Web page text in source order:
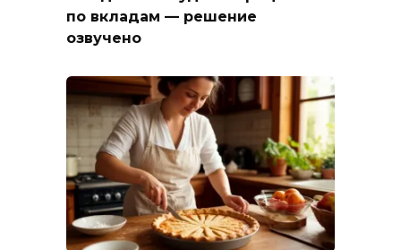
по вкладам — решение
озвучено